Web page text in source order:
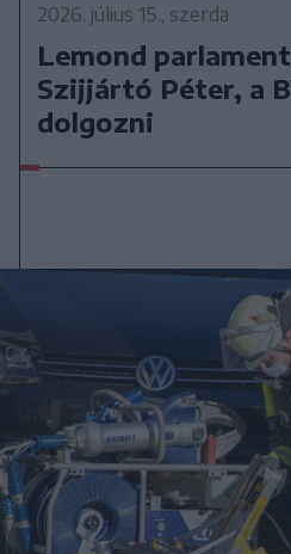
2026. július 15., szerda
Lemond
Szijjártó Péter, a
dolgozni